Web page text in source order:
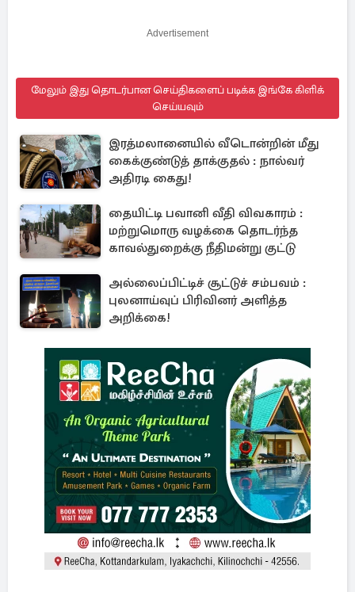
Advertisement
மேலும் இது தொடர்பான செய்திகளைப் படிக்க இங்கே கிளிக்
செய்யவும்
இரத்மலானையில் வீடொன்றின் மீது
கைக்குண்டுத் தாக்குதல் : நால்வர்
அதிரடி கைது!
தையிட்டி பவானி வீதி விவகாரம் :
மற்றுமொரு வழக்கை தொடர்ந்த
காவல்துறைக்கு நீதிமன்று குட்டு
அல்லைப்பிட்டிச் சூட்டுச் சம்பவம் :
புலனாய்வுப் பிரிவினர் அளித்த
அறிக்கை!